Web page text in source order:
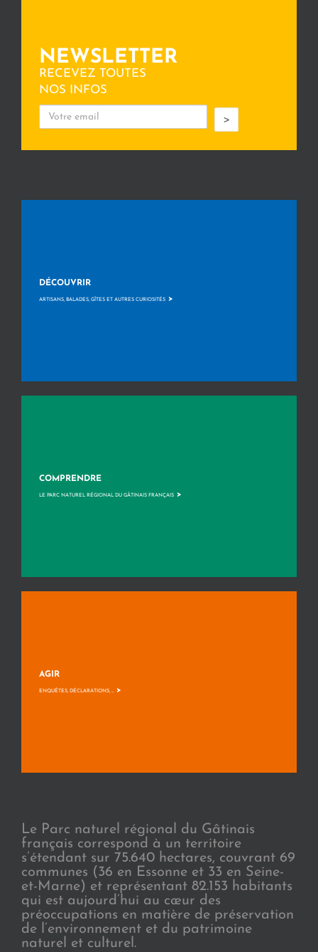
NEWSLETTER
RECEVEZ TOUTES
NOS INFOS
>
DÉCOUVRIR
ARTISANS, BALADES, GÎTES ET AUTRES CURIOSITÉS >
COMPRENDRE
LE PARC NATUREL RÉGIONAL DU GÂTINAIS FRANÇAIS >
AGIR
ENQUÊTES, DÉCLARATIONS, ... >
Le Parc naturel régional du Gâtinais
français correspond à un territoire
s’étendant sur 75.640 hectares, couvrant 69
communes (36 en Essonne et 33 en Seine-
et-Marne) et représentant 82.153 habitants
qui est aujourd’hui au cœur des
préoccupations en matière de préservation
de l’environnement et du patrimoine
naturel et culturel.